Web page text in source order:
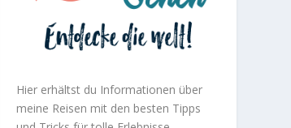
Hier erhältst du Informationen über
meine Reisen mit den besten Tipps